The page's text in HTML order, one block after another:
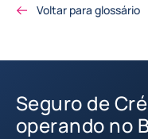
Voltar para glossário
Seguro de
operando no